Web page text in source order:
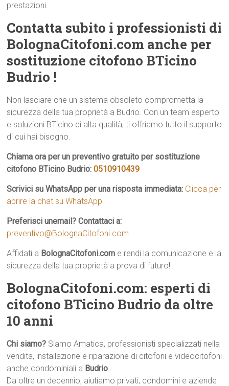
prestazioni.
Contatta subito i professionisti di
BolognaCitofoni.com anche per
sostituzione citofono BTicino
Budrio !
Non lasciare che un sistema obsoleto comprometta la
sicurezza della tua proprietà a Budrio. Con un team esperto
e soluzioni BTicino di alta qualità, ti offriamo tutto il supporto
di cui hai bisogno.
Chiama ora per un preventivo gratuito per sostituzione
citofono BTicino Budrio:0510910439
Scrivici su WhatsApp per una risposta immediata: Clicca per
aprire la chat su WhatsApp
Preferisci unemail? Contattaci a:
preventivo@BolognaCitofoni.com
Affidati a BolognaCitofoni.com e rendi la comunicazione e la
sicurezza della tua proprietà a prova di futuro!
BolognaCitofoni.com: esperti di
citofono BTicino Budrio da oltre
10 anni
Chi siamo? Siamo Amatica, professionisti specializzati nella
vendita, installazione e riparazione di citofoni e videocitofoni
anche condominiali a Budrio.
Da oltre un decennio, aiutiamo privati, condomini e aziende